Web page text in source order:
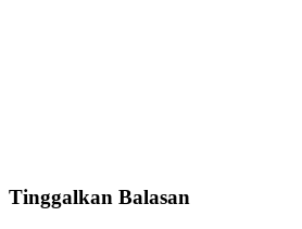
Tinggalkan Balasan